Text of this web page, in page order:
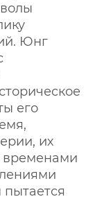
Юнг
его
их
временами